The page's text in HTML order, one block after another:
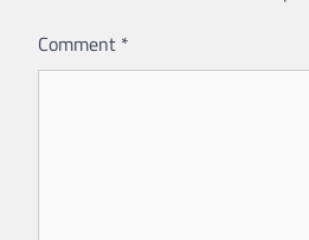
Comment *